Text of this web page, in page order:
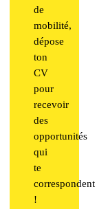
de
mobilité,
dépose
ton
CV
pour
recevoir
des
opportunités
qui
te
correspondent
!